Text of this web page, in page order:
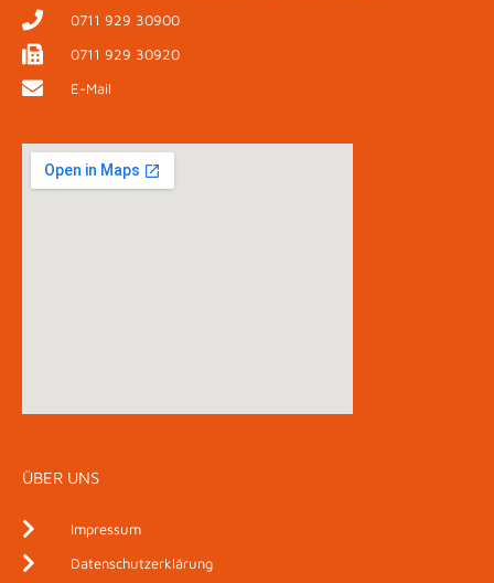
0711 929 30900
0711 929 30920
E-Mail
ÜBER UNS
Impressum
Datenschutzerklärung